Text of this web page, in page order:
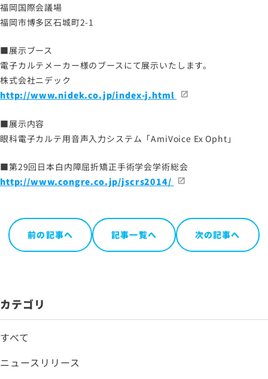
プライバシーポリシー
情報セキュリティポリシー
労働者派遣事業に関わる情報
メールマガジン
福岡国際会議場
福岡市博多区石城町2-1
■展示ブース
電子カルテメーカー様のブースにて展示いたします。
株式会社ニデック
http://www.nidek.co.jp/index-j.html
■展示内容
眼科電子カルテ用音声入力システム「AmiVoice Ex Opht」
■第29回日本白内障屈折矯正手術学会学術総会
http://www.congre.co.jp/jscrs2014/
前の記事へ 記事一覧へ 次の記事へ
カテゴリ
すべて
ニュースリリース